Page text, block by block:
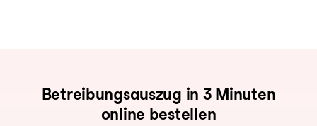
Be­trei­bungs­aus­zug in 3 Minuten
online bestellen